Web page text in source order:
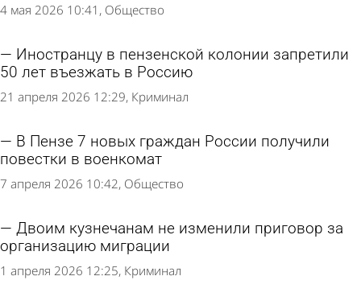
4 мая 2026 10:41 Общество
Иностранцу в пензенской колонии запретили
50 лет въезжать в Россию
21 апреля 2026 12:29 Криминал
В Пензе 7 новых граждан России получили
повестки в военкомат
7 апреля 2026 10:42 Общество
Двоим кузнечанам не изменили приговор за
организацию миграции
1 апреля 2026 12:25 Криминал